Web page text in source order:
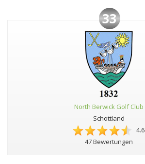
33
North Berwick Golf Club
Schottland
4.6
47 Bewertungen